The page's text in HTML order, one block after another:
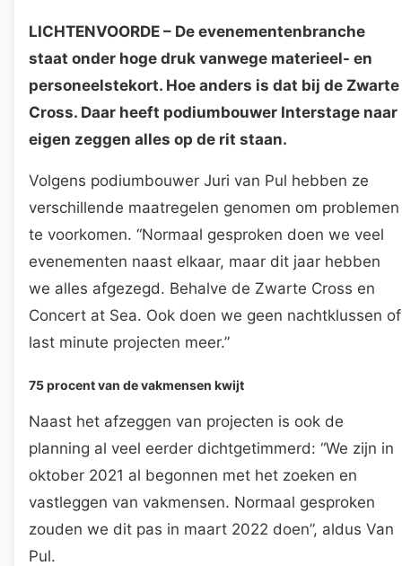
LICHTENVOORDE – De evenementenbranche
staat onder hoge druk vanwege materieel- en
personeelstekort. Hoe anders is dat bij de Zwarte
Cross. Daar heeft podiumbouwer Interstage naar
eigen zeggen alles op de rit staan.
Volgens podiumbouwer Juri van Pul hebben ze
verschillende maatregelen genomen om problemen
te voorkomen. “Normaal gesproken doen we veel
evenementen naast elkaar, maar dit jaar hebben
we alles afgezegd. Behalve de Zwarte Cross en
Concert at Sea. Ook doen we geen nachtklussen of
last minute projecten meer.”
75 procent van de vakmensen kwijt
Naast het afzeggen van projecten is ook de
planning al veel eerder dichtgetimmerd: “We zijn in
oktober 2021 al begonnen met het zoeken en
vastleggen van vakmensen. Normaal gesproken
zouden we dit pas in maart 2022 doen”, aldus Van
Pul.